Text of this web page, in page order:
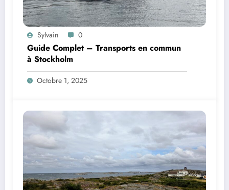
Sylvain 0
Guide Complet – Transports en commun
à Stockholm
Octobre 1, 2025